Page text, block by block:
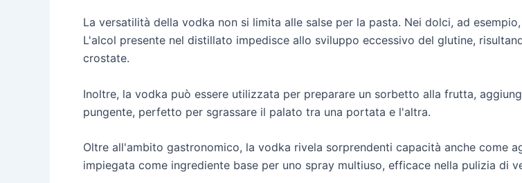
La versatilità della vodka non si limita alle salse per la pasta. Nei dolci, ad
L'alcol presente nel distillato impedisce allo sviluppo eccessivo del glutine,
crostate.
Inoltre, la vodka può essere utilizzata per preparare un sorbetto alla frutta,
pungente, perfetto per sgrassare il palato tra una portata e l'altra.
Oltre all'ambito gastronomico, la vodka rivela sorprendenti capacità anche come
impiegata come ingrediente base per uno spray multiuso, efficace nella pulizia di